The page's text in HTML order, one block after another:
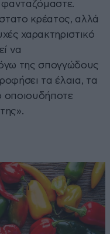
φανταζόμαστε.
κρέατος, αλλά
χαρακτηριστικό
να
της σπογγώδους
τα έλαια, τα
οποιουδήποτε